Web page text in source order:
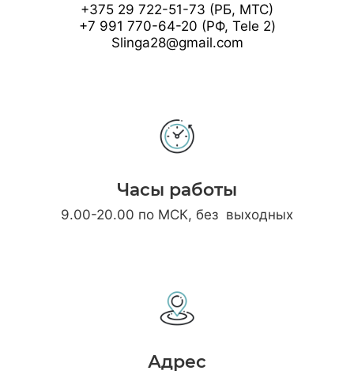
+375 29 722-51-73 (РБ, МТС)
+7 991 770-64-20 (РФ, Tele 2)
Slinga28@gmail.com
Часы работы
9.00-20.00 по МСК, без выходных
Адрес